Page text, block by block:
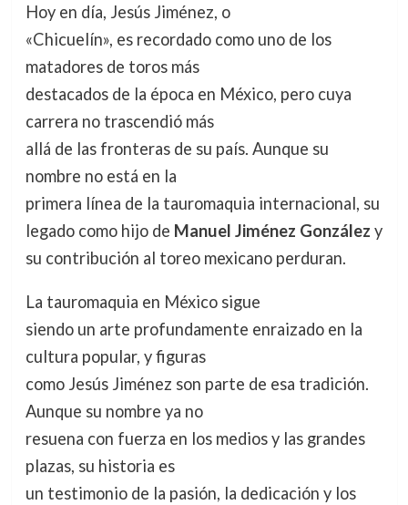
Hoy en día, Jesús Jiménez, o
«Chicuelín», es recordado como uno de los
matadores de toros más
destacados de la época en México, pero cuya
carrera no trascendió más
allá de las fronteras de su país. Aunque su
nombre no está en la
primera línea de la tauromaquia internacional, su
legado como hijo de Manuel Jiménez González y
su contribución al toreo mexicano perduran.
La tauromaquia en México sigue
siendo un arte profundamente enraizado en la
cultura popular, y figuras
como Jesús Jiménez son parte de esa tradición.
Aunque su nombre ya no
resuena con fuerza en los medios y las grandes
plazas, su historia es
un testimonio de la pasión, la dedicación y los